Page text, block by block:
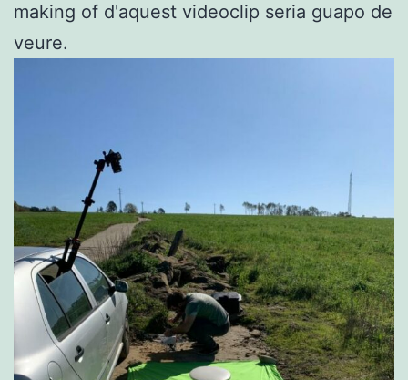
making of d'aquest videoclip seria guapo de
veure.